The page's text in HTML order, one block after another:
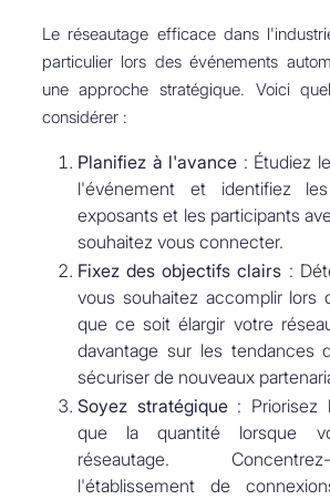
Le réseautage efficace dans
particulier lors des événements
une approche stratégique. Voici
considérer :
Planifiez à l'avance : Étudiez
l'événement et identifiez
exposants et les participants
souhaitez vous connecter.
Fixez des objectifs clairs :
vous souhaitez accomplir lors
que ce soit élargir votre
davantage sur les tendances
sécuriser de nouveaux
Soyez stratégique: Priorisez
que la quantité lorsque
réseautage.
l'établissement de